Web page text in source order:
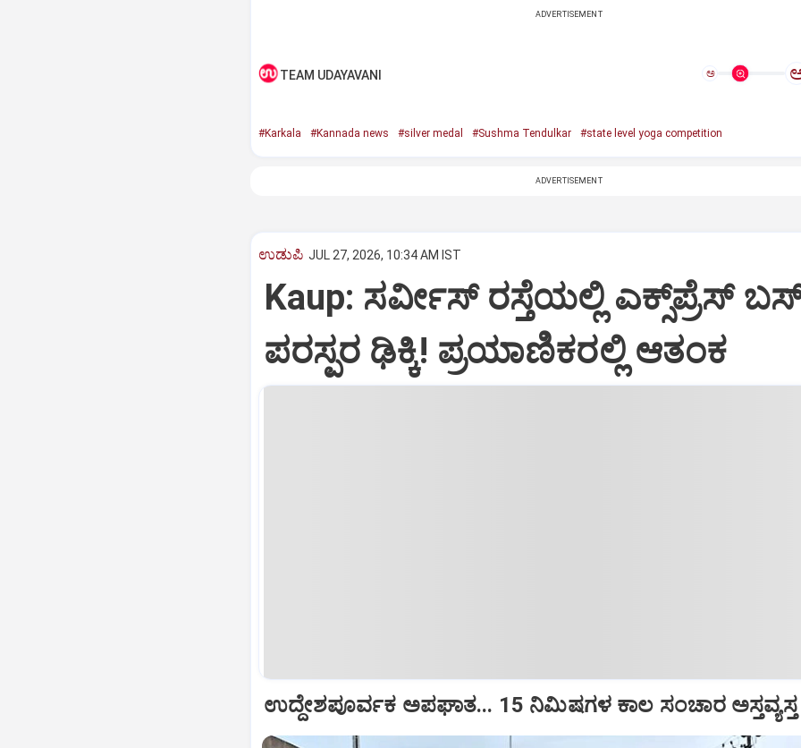
ADVERTISEMENT
TEAM UDAYAVANI ಅ
#Karkala #Kannada news #silver medal #Sushma Tendulkar #state level yoga competition
ADVERTISEMENT
ಉಡುಪಿ JUL 27, 2026, 10:34 AM IST
Kaup: ಸರ್ವೀಸ್ ರಸ್ತೆಯಲ್ಲಿ ಎಕ್ಸ್‌ಪ್ರೆಸ್
ಪರಸ್ಪರ ಢಿಕ್ಕಿ! ಪ್ರಯಾಣಿಕರಲ್ಲಿ ಆತಂಕ
ಉದ್ದೇಶಪೂರ್ವಕ ಅಪಘಾತ... 15 ನಿಮಿಷಗಳ ಕಾಲ ಸಂಚಾರ ಅಸ್ತವ್ಯಸ್ತ